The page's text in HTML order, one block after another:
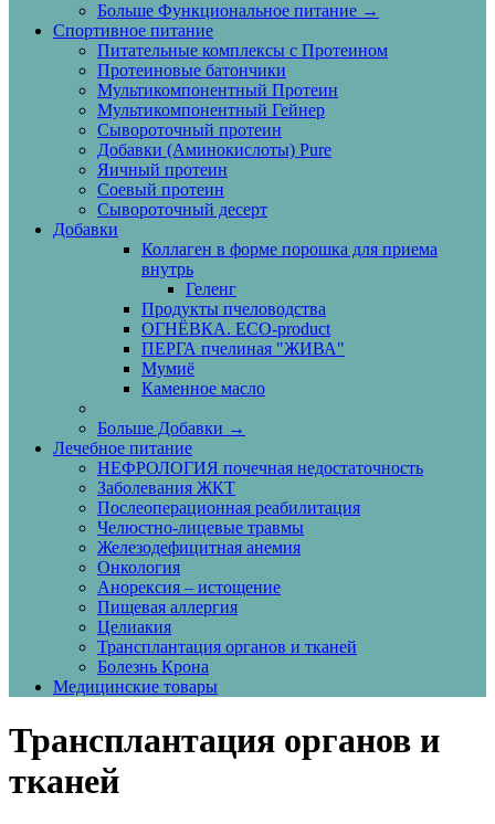
Больше Функциональное питание →
Спортивное питание
Питательные комплексы с Протеином
Протеиновые батончики
Мультикомпонентный Протеин
Мультикомпонентный Гейнер
Сывороточный протеин
Добавки (Аминокислоты) Pure
Яичный протеин
Соевый протеин
Сывороточный десерт
Добавки
Коллаген в форме порошка для приема
внутрь
Геленг
Продукты пчеловодства
ОГНЁВКА. ECO-product
ПЕРГА пчелиная "ЖИВА"
Мумиё
Каменное масло
Больше Добавки →
Лечебное питание
НЕФРОЛОГИЯ почечная недостаточность
Заболевания ЖКТ
Послеоперационная реабилитация
Челюстно-лицевые травмы
Железодефицитная анемия
Онкология
Анорексия – истощение
Пищевая аллергия
Целиакия
Трансплантация органов и тканей
Болезнь Крона
Медицинские товары
Трансплантация органов и
тканей